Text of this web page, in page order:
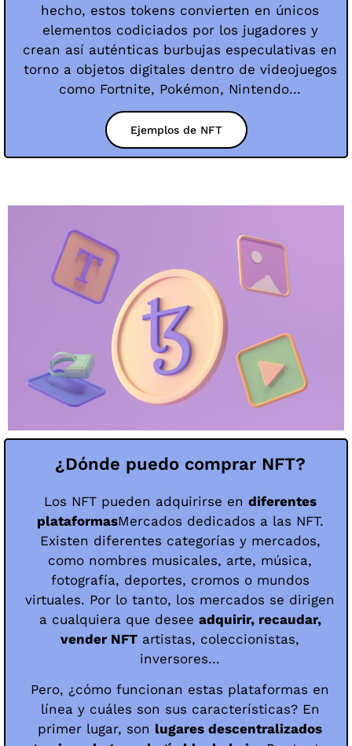
hecho, estos tokens convierten en únicos
elementos codiciados por los jugadores y
crean así auténticas burbujas especulativas en
torno a objetos digitales dentro de videojuegos
como Fortnite, Pokémon, Nintendo...
Ejemplos de NFT
¿Dónde puedo comprar NFT?
Los NFT pueden adquirirse en diferentes
plataformasMercados dedicados a las NFT.
Existen diferentes categorías y mercados,
como nombres musicales, arte, música,
fotografía, deportes, cromos o mundos
virtuales. Por lo tanto, los mercados se dirigen
a cualquiera que desee adquirir, recaudar,
vender NFT artistas, coleccionistas,
inversores...
Pero, ¿cómo funcionan estas plataformas en
línea y cuáles son sus características? En
primer lugar, son lugares descentralizados